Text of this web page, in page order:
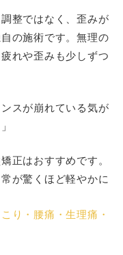
整ではなく、歪みが
の施術です。無理の
れや歪みも少しずつ
スが崩れている気が
正はおすすめです。
が驚くほど軽やかに
り・腰痛・生理痛・